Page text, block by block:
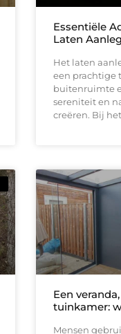
Essentiële
Laten
Het laten
een prachtige
buitenruimte
sereniteit en
creëren. Bij het
Een
tuinkamer:
Mensen